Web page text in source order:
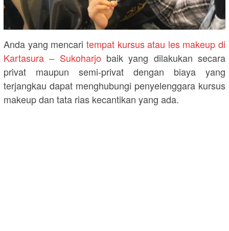
Anda yang mencari tempat kursus atau les makeup di
Kartasura – Sukoharjo baik yang dilakukan secara
privat maupun semi-privat dengan biaya yang
terjangkau dapat menghubungi penyelenggara kursus
makeup dan tata rias kecantikan yang ada.